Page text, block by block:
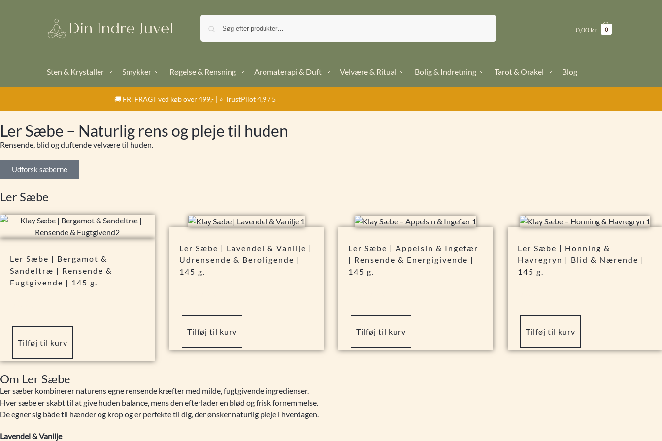
0,00 kr. 0
Sten & Krystaller Smykker Røgelse & Rensning Aromaterapi & Duft Velvære & Ritual Bolig & Indretning Tarot & Orakel Blog
🚚 FRI FRAGT ved køb over 499,- | ⭐ TrustPilot 4,9 / 5
Ler Sæbe – Naturlig rens og pleje til huden
Rensende, blid og duftende velvære til huden.
Udforsk sæberne
Ler Sæbe
Ler Sæbe | Bergamot &
Sandeltræ | Rensende &
Fugtgivende | 145 g.
Tilføj til kurv
Ler Sæbe | Lavendel & Vanilje |
Udrensende & Beroligende |
145 g.
Tilføj til kurv
Ler Sæbe | Appelsin & Ingefær
| Rensende & Energigivende |
145 g.
Tilføj til kurv
Ler Sæbe | Honning &
Havregryn | Blid & Nærende |
145 g.
Tilføj til kurv
Om Ler Sæbe
Ler sæber kombinerer naturens egne rensende kræfter med milde, fugtgivende ingredienser.
Hver sæbe er skabt til at give huden balance, mens den efterlader en blød og frisk fornemmelse.
De egner sig både til hænder og krop og er perfekte til dig, der ønsker naturlig pleje i hverdagen.
Lavendel & Vanilje